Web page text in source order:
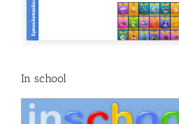
In school